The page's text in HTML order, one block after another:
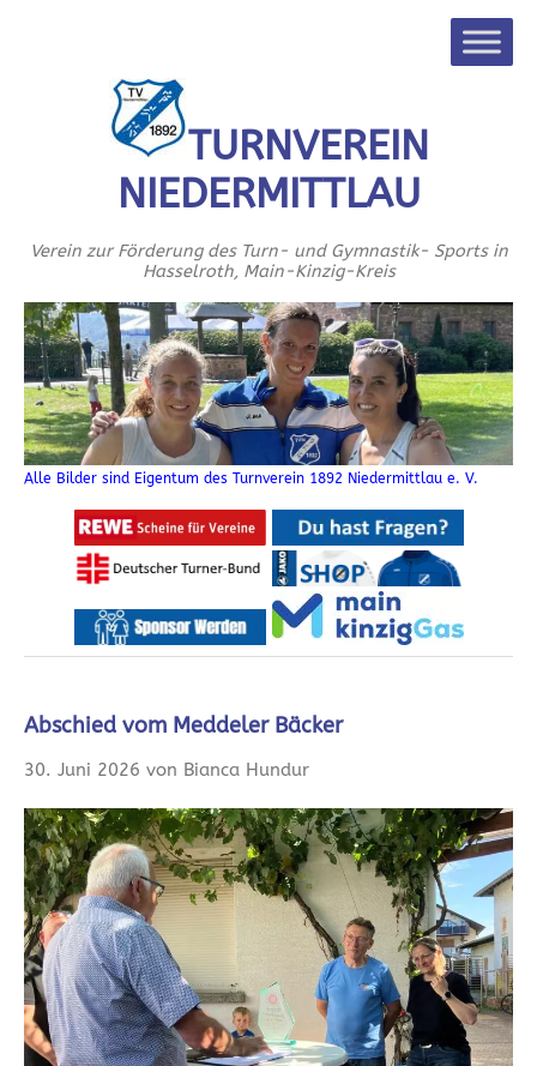
TURNVEREIN
NIEDERMITTLAU
Verein zur Förderung des Turn- und Gymnastik- Sports in
Hasselroth, Main-Kinzig-Kreis
Alle Bilder sind Eigentum des Turnverein 1892 Niedermittlau e. V.
Abschied vom Meddeler Bäcker
30. Juni 2026 von Bianca Hundur